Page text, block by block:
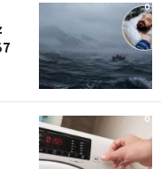
0
0